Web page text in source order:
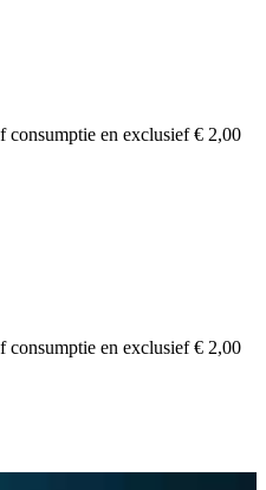
consumptie en exclusief € 2,00
consumptie en exclusief € 2,00